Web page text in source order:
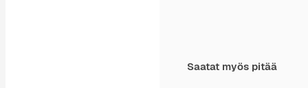
Saatat myös pitää